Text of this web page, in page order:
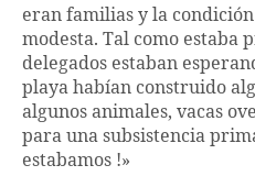
eran familias y la
modesta. Tal como estaba
delegados estaban
playa habían construido
algunos animales, vacas
para una subsistencia
estabamos !»